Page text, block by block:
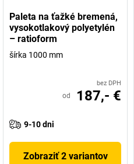
Paleta na ťažké bremená,
vysokotlakový polyetylén
– ratioform
šírka 1000 mm
bez DPH
od 187,- €
9-10 dni
Zobraziť 2 variantov